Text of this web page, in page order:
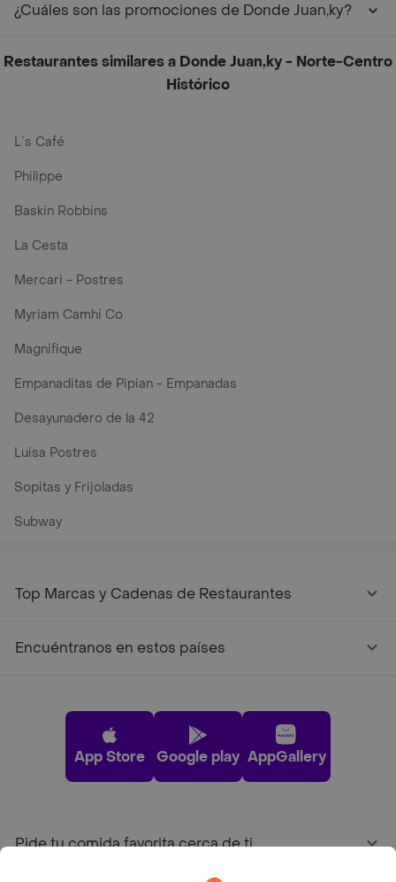
¿Cuáles son las promociones de Donde Juan,ky?
Restaurantes similares a Donde Juan,ky - Norte-Centro
Histórico
L´s Café
Philippe
Baskin Robbins
La Cesta
Mercari - Postres
Myriam Camhi Co
Magnifique
Empanaditas de Pipian - Empanadas
Desayunadero de la 42
Luisa Postres
Sopitas y Frijoladas
Subway
Top Marcas y Cadenas de Restaurantes
Encuéntranos en estos países
App Store Google play AppGallery
Pide tu comida favorita cerca de ti